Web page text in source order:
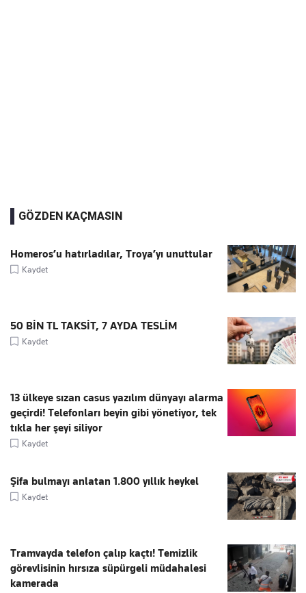
GÖZDEN KAÇMASIN
Homeros’u hatırladılar, Troya’yı unuttular
Kaydet
50 BİN TL TAKSİT, 7 AYDA TESLİM
Kaydet
13 ülkeye sızan casus yazılım dünyayı alarma
geçirdi! Telefonları beyin gibi yönetiyor, tek
tıkla her şeyi siliyor
Kaydet
Şifa bulmayı anlatan 1.800 yıllık heykel
Kaydet
Tramvayda telefon çalıp kaçtı! Temizlik
görevlisinin hırsıza süpürgeli müdahalesi
kamerada